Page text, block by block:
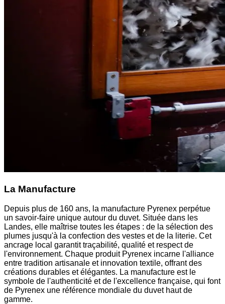
La Manufacture
Depuis plus de 160 ans, la manufacture Pyrenex perpétue
un savoir-faire unique autour du duvet. Située dans les
Landes, elle maîtrise toutes les étapes : de la sélection des
plumes jusqu'à la confection des vestes et de la literie. Cet
ancrage local garantit traçabilité, qualité et respect de
l'environnement. Chaque produit Pyrenex incarne l'alliance
entre tradition artisanale et innovation textile, offrant des
créations durables et élégantes. La manufacture est le
symbole de l'authenticité et de l'excellence française, qui font
de Pyrenex une référence mondiale du duvet haut de
gamme.